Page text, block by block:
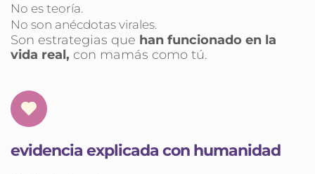
No es teoría.
No son anécdotas virales.
Son estrategias que han funcionado en la
vida real, con mamás como tú.
evidencia explicada con humanidad